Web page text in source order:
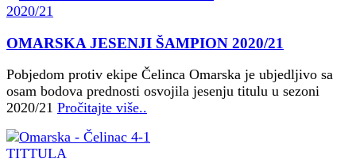
OMARSKA JESENJI ŠAMPION 2020/21
Pobjedom protiv ekipe Čelinca Omarska je ubjedljivo sa
osam bodova prednosti osvojila jesenju titulu u sezoni
2020/21 Pročitajte više..